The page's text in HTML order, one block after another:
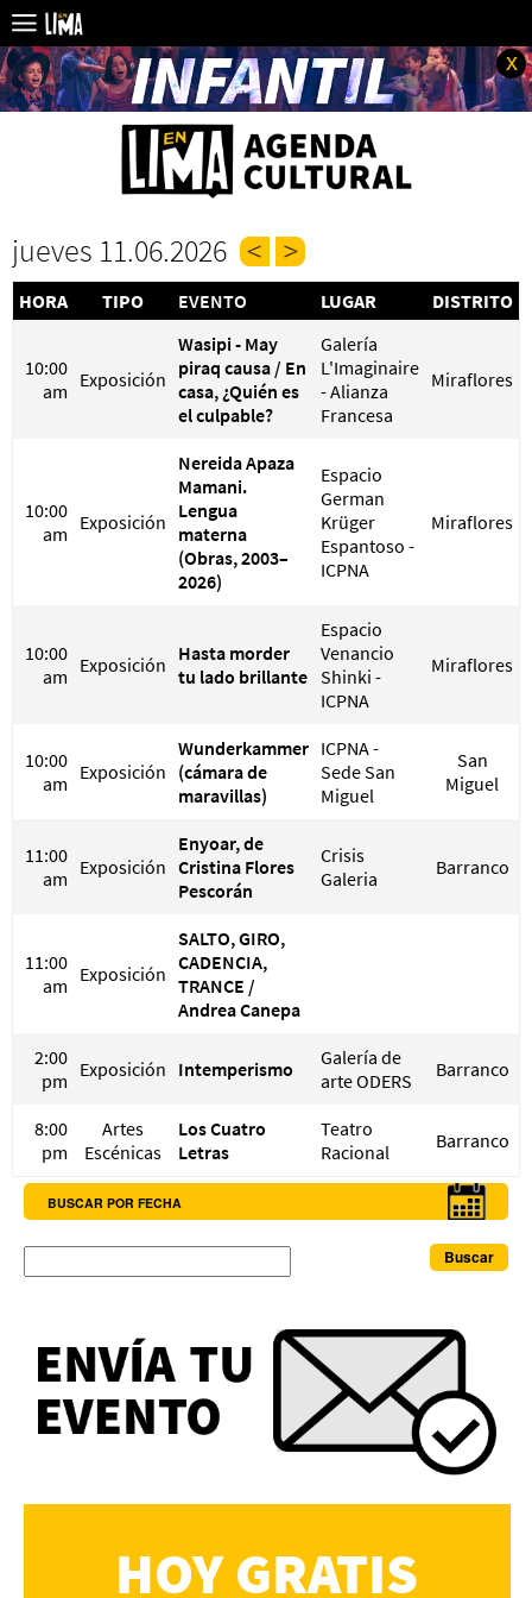
x
jueves 11.06.2026
HORA TIPO EVENTO LUGAR DISTRITO
10:00
am Exposición
Wasipi - May
piraq causa / En
casa, ¿Quién es
el culpable?
Galería
L'Imaginaire
- Alianza
Francesa
Miraflores
10:00
am Exposición
Nereida Apaza
Mamani.
Lengua
materna
(Obras, 2003–
2026)
Espacio
German
Krüger
Espantoso -
ICPNA
Miraflores
10:00
am Exposición Hasta morder
tu lado brillante
Espacio
Venancio
Shinki -
ICPNA
Miraflores
10:00
am Exposición
Wunderkammer
(cámara de
maravillas)
ICPNA -
Sede San
Miguel
San
Miguel
11:00
am Exposición
Enyoar, de
Cristina Flores
Pescorán
Crisis
Galeria
Barranco
11:00
am Exposición
SALTO, GIRO,
CADENCIA,
TRANCE /
Andrea Canepa
2:00
pm Exposición Intemperismo
Galería de
arte ODERS
Barranco
8:00
pm
Artes
Escénicas
Los Cuatro
Letras
Teatro
Racional
Barranco
BUSCAR POR FECHA
HOY GRATIS